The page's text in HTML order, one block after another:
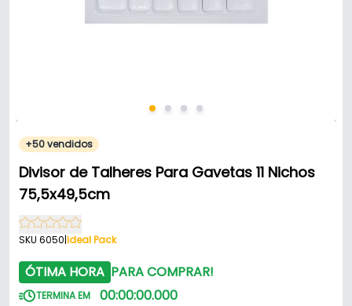
+50 vendidos
Divisor de Talheres Para Gavetas 11 Nichos
75,5x49,5cm
SKU 6050|Ideal Pack
ÓTIMA HORA PARA COMPRAR!
TERMINA EM 00:00:00.000